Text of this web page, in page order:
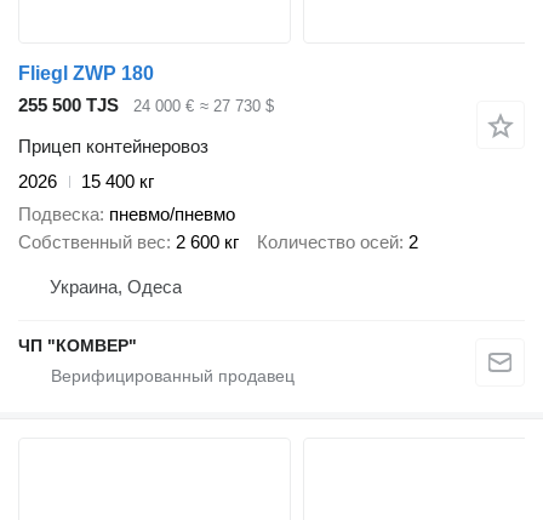
Fliegl ZWP 180
255 500 TJS
24 000 € ≈ 27 730 $
Прицеп контейнеровоз
2026
15 400 кг
Подвеска пневмо/пневмо
Собственный вес 2 600 кг Количество осей 2
Украина, Одеса
ЧП "КОМВЕР"